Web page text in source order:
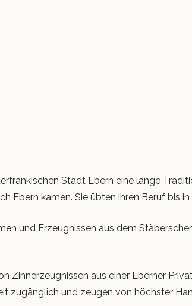
Stadt Ebern eine lange
Ebern kamen. Sie übten ihren Beruf bis
und Erzeugnissen aus dem
Zinnerzeugnissen aus einer Eberner
zugänglich und zeugen von höchster